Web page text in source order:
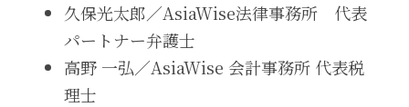
久保光太郎／AsiaWise法律事務所　代表
パートナー弁護士
高野 一弘／AsiaWise 会計事務所 代表税
理士